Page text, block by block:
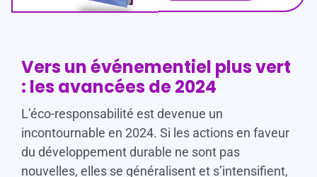
Vers un événementiel plus vert
: les avancées de 2024
L’éco-responsabilité est devenue un
incontournable en 2024. Si les actions en faveur
du développement durable ne sont pas
nouvelles, elles se généralisent et s’intensifient,